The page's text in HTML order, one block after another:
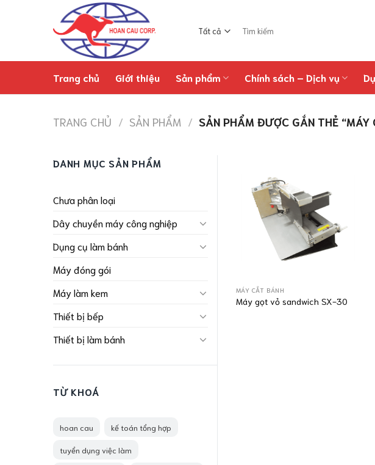
kiếm:
Trang chủ Giới thiệu Sản phẩm Chính sách – Dịch vụ
TRANG CHỦ / SẢN PHẨM / SẢN PHẨM ĐƯỢC GẮN THẺ “MÁY
DANH MỤC SẢN PHẨM
Chưa phân loại
Dây chuyền máy công nghiệp
Dụng cụ làm bánh
Máy đóng gói
Máy làm kem
Thiết bị bếp
Thiết bị làm bánh
TỪ KHOÁ
hoan cau kế toán tổng hợp
tuyển dụng việc làm
MÁY CẮT BÁNH
Máy gọt vỏ sandwich SX-30